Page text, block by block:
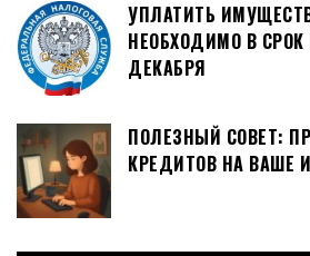
УПЛАТИТЬ
НЕОБХОДИМО В СРОК
ДЕКАБРЯ
ПОЛЕЗНЫЙ СОВЕТ:
КРЕДИТОВ НА ВАШЕ